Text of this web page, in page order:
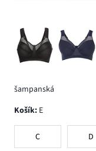
šampanská
Košík: E
C D